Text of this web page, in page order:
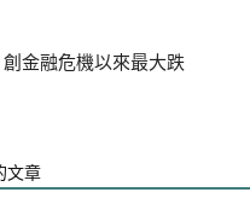
，看來未來將會將
3大經紀公司，也
芬史匹柏、演員
金融危機以來最大跌
文章